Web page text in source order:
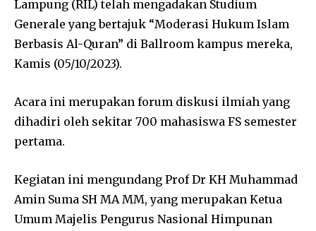
Lampung (RIL) telah mengadakan Studium
Generale yang bertajuk “Moderasi Hukum Islam
Berbasis Al-Quran” di Ballroom kampus mereka,
Kamis (05/10/2023).
Acara ini merupakan forum diskusi ilmiah yang
dihadiri oleh sekitar 700 mahasiswa FS semester
pertama.
Kegiatan ini mengundang Prof Dr KH Muhammad
Amin Suma SH MA MM, yang merupakan Ketua
Umum Majelis Pengurus Nasional Himpunan